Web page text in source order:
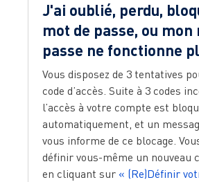
J'ai oublié, perdu,
mot de passe, ou mon
passe ne fonctionne
Vous disposez de 3 tentatives
code d’accès. Suite à 3 codes
l’accès à votre compte est
automatiquement, et un
vous informe de ce blocage.
définir vous-même un nouveau
en cliquant sur « (Re)Définir